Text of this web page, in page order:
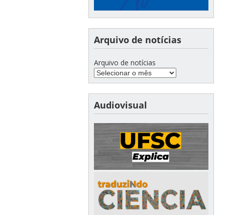
Arquivo de notícias
Arquivo de notícias
Audiovisual